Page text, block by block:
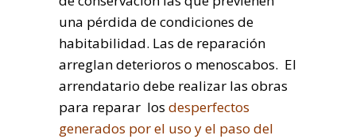
una pérdida de condiciones de
habitabilidad. Las de reparación
arreglan deterioros o menoscabos. El
arrendatario debe realizar las obras
para reparar los desperfectos
generados por el uso y el paso del